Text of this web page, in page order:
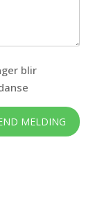
blir